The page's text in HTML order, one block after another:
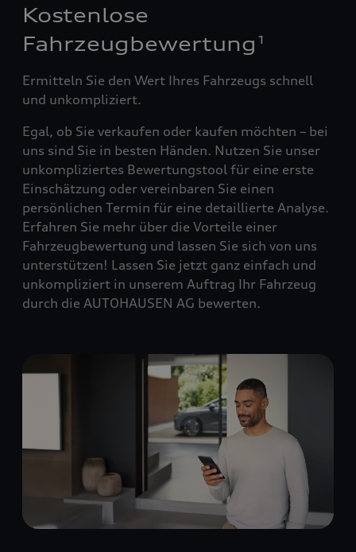
Kostenlose
Fahrzeugbewertung 1
Ermitteln Sie den Wert Ihres Fahrzeugs schnell
und unkompliziert.
Egal, ob Sie verkaufen oder kaufen möchten – bei
uns sind Sie in besten Händen. Nutzen Sie unser
unkompliziertes Bewertungstool für eine erste
Einschätzung oder vereinbaren Sie einen
persönlichen Termin für eine detaillierte Analyse.
Erfahren Sie mehr über die Vorteile einer
Fahrzeugbewertung und lassen Sie sich von uns
unterstützen! Lassen Sie jetzt ganz einfach und
unkompliziert in unserem Auftrag Ihr Fahrzeug
durch die AUTOHAUSEN AG bewerten.